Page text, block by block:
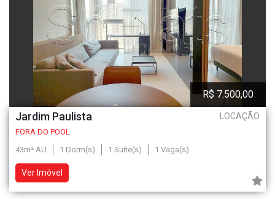
Jardim Paulista LOCAÇÃO
R$ 7.500,00
FORA DO POOL
43m² AU
1 Dorm(s) 1 Suíte(s) 1 Vaga(s)
Ver Imóvel